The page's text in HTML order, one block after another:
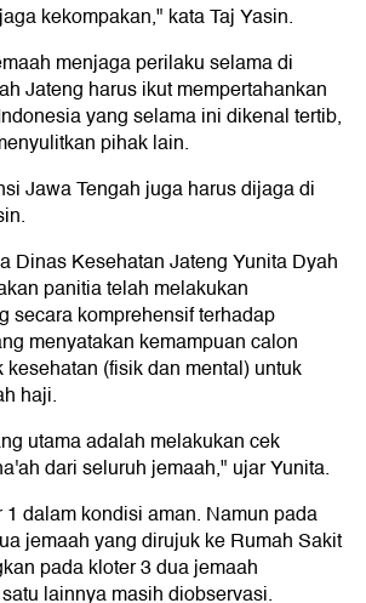
kekompakan," kata Taj Yasin.
menjaga perilaku selama di
Jateng harus ikut mempertahankan
yang selama ini dikenal tertib,
pihak lain.
Jawa Tengah juga harus dijaga di
Dinas Kesehatan Jateng Yunita Dyah
panitia telah melakukan
secara komprehensif terhadap
menyatakan kemampuan calon
(fisik dan mental) untuk
haji.
utama adalah melakukan cek
dari seluruh jemaah," ujar Yunita.
1 dalam kondisi aman. Namun pada
jemaah yang dirujuk ke Rumah Sakit
pada kloter 3 dua jemaah
lainnya masih diobservasi.